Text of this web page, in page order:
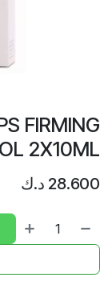
FIRMING
2X10ML
28.600 د.ك